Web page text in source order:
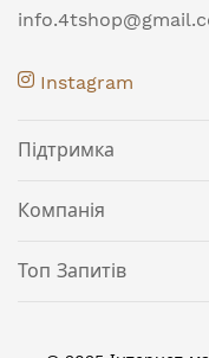
Instagram
Підтримка
Компанія
Топ Запитів